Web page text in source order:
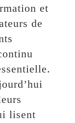
et
de
lisent